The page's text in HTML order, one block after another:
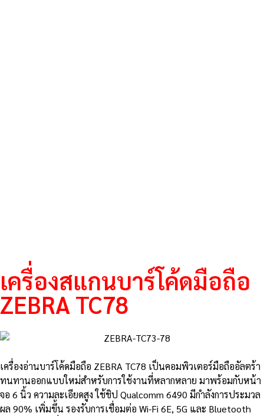
เครื่องสแกนบาร์โค้ดมือถือ
ZEBRA TC78
เครื่องอ่านบาร์โค้ดมือถือ ZEBRA TC78 เป็นคอมพิวเตอร์มือถืออัลตร้า
ทนทานออกแบบใหม่สำหรับการใช้งานที่หลากหลาย มาพร้อมกับหน้า
จอ 6 นิ้ว ความละเอียดสูง ใช้ชิป Qualcomm 6490 มีกำลังการประมวล
ผล 90% เพิ่มขึ้น รองรับการเชื่อมต่อ Wi-Fi 6E, 5G และ Bluetooth